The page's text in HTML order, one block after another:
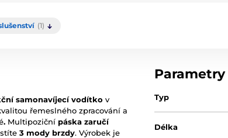
(1)
samonavíjecí vodítko v
řemeslného zpracování a
. Multipoziční páska zaručí
3 mody brzdy. Výrobek je
Parametry
Typ
Délka